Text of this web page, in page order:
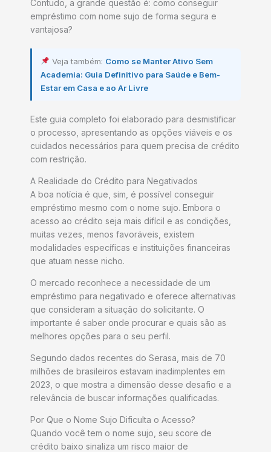
Contudo, a grande questão é: como conseguir
empréstimo com nome sujo de forma segura e
vantajosa?
Veja também: Como se Manter Ativo Sem
Academia: Guia Definitivo para Saúde e Bem-
Estar em Casa e ao Ar Livre
Este guia completo foi elaborado para desmistificar
o processo, apresentando as opções viáveis e os
cuidados necessários para quem precisa de crédito
com restrição.
A Realidade do Crédito para Negativados
A boa notícia é que, sim, é possível conseguir
empréstimo mesmo com o nome sujo. Embora o
acesso ao crédito seja mais difícil e as condições,
muitas vezes, menos favoráveis, existem
modalidades específicas e instituições financeiras
que atuam nesse nicho.
O mercado reconhece a necessidade de um
empréstimo para negativado e oferece alternativas
que consideram a situação do solicitante. O
importante é saber onde procurar e quais são as
melhores opções para o seu perfil.
Segundo dados recentes do Serasa, mais de 70
milhões de brasileiros estavam inadimplentes em
2023, o que mostra a dimensão desse desafio e a
relevância de buscar informações qualificadas.
Por Que o Nome Sujo Dificulta o Acesso?
Quando você tem o nome sujo, seu score de
crédito baixo sinaliza um risco maior de